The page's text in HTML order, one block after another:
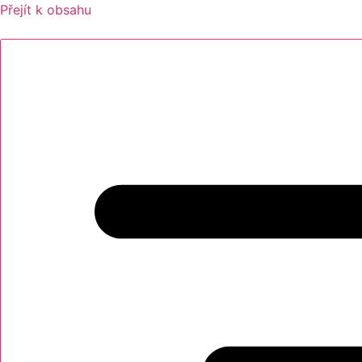
Přejít k obsahu